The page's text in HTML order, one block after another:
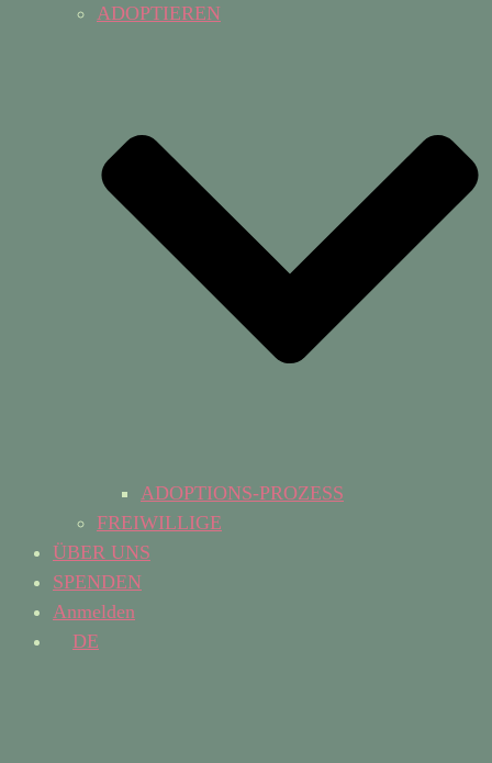
ADOPTIEREN
ADOPTIONS-PROZESS
FREIWILLIGE
ÜBER UNS
SPENDEN
Anmelden
DE